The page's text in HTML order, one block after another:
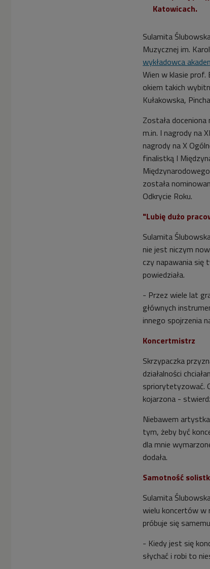
Katowicach.
Sulamita
Muzycznej im.
wykładowca
Wien w klasie
okiem takich
Kułakowska,
Została
m.in. I nagrody na
nagrody na X
finalistką I
została
Odkrycie Roku.
"Lubię dużo
Sulamita
nie jest niczym
czy napawania się
powiedziała.
- Przez wiele lat
głównych
innego spojrzenia
Koncertmistrz
Skrzypaczka
działalności
spriorytetyzować.
kojarzona -
Niebawem
tym, żeby być
dla mnie
dodała.
Samotność
Sulamita
wielu koncertów w
próbuje się
- Kiedy jest się
słychać i robi to